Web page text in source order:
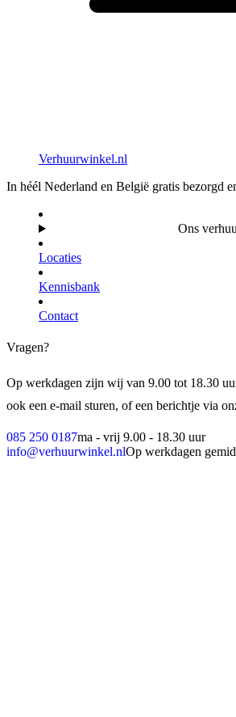
Verhuurwinkel.nl
In héél Nederland en België gratis bezorgd
Ons
Locaties
Kennisbank
Contact
Vragen?
Op werkdagen zijn wij van 9.00 tot 18.30
ook een e-mail sturen, of een berichtje via
085 250 0187ma - vrij 9.00 - 18.30 uur
info@verhuurwinkel.nlOp werkdagen